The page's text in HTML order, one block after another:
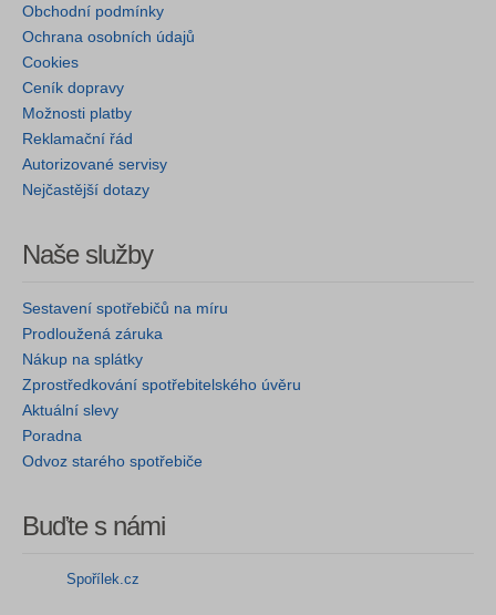
Obchodní podmínky
Ochrana osobních údajů
Cookies
Ceník dopravy
Možnosti platby
Reklamační řád
Autorizované servisy
Nejčastější dotazy
Naše služby
Sestavení spotřebičů na míru
Prodloužená záruka
Nákup na splátky
Zprostředkování spotřebitelského úvěru
Aktuální slevy
Poradna
Odvoz starého spotřebiče
Buďte s námi
Spořílek.cz